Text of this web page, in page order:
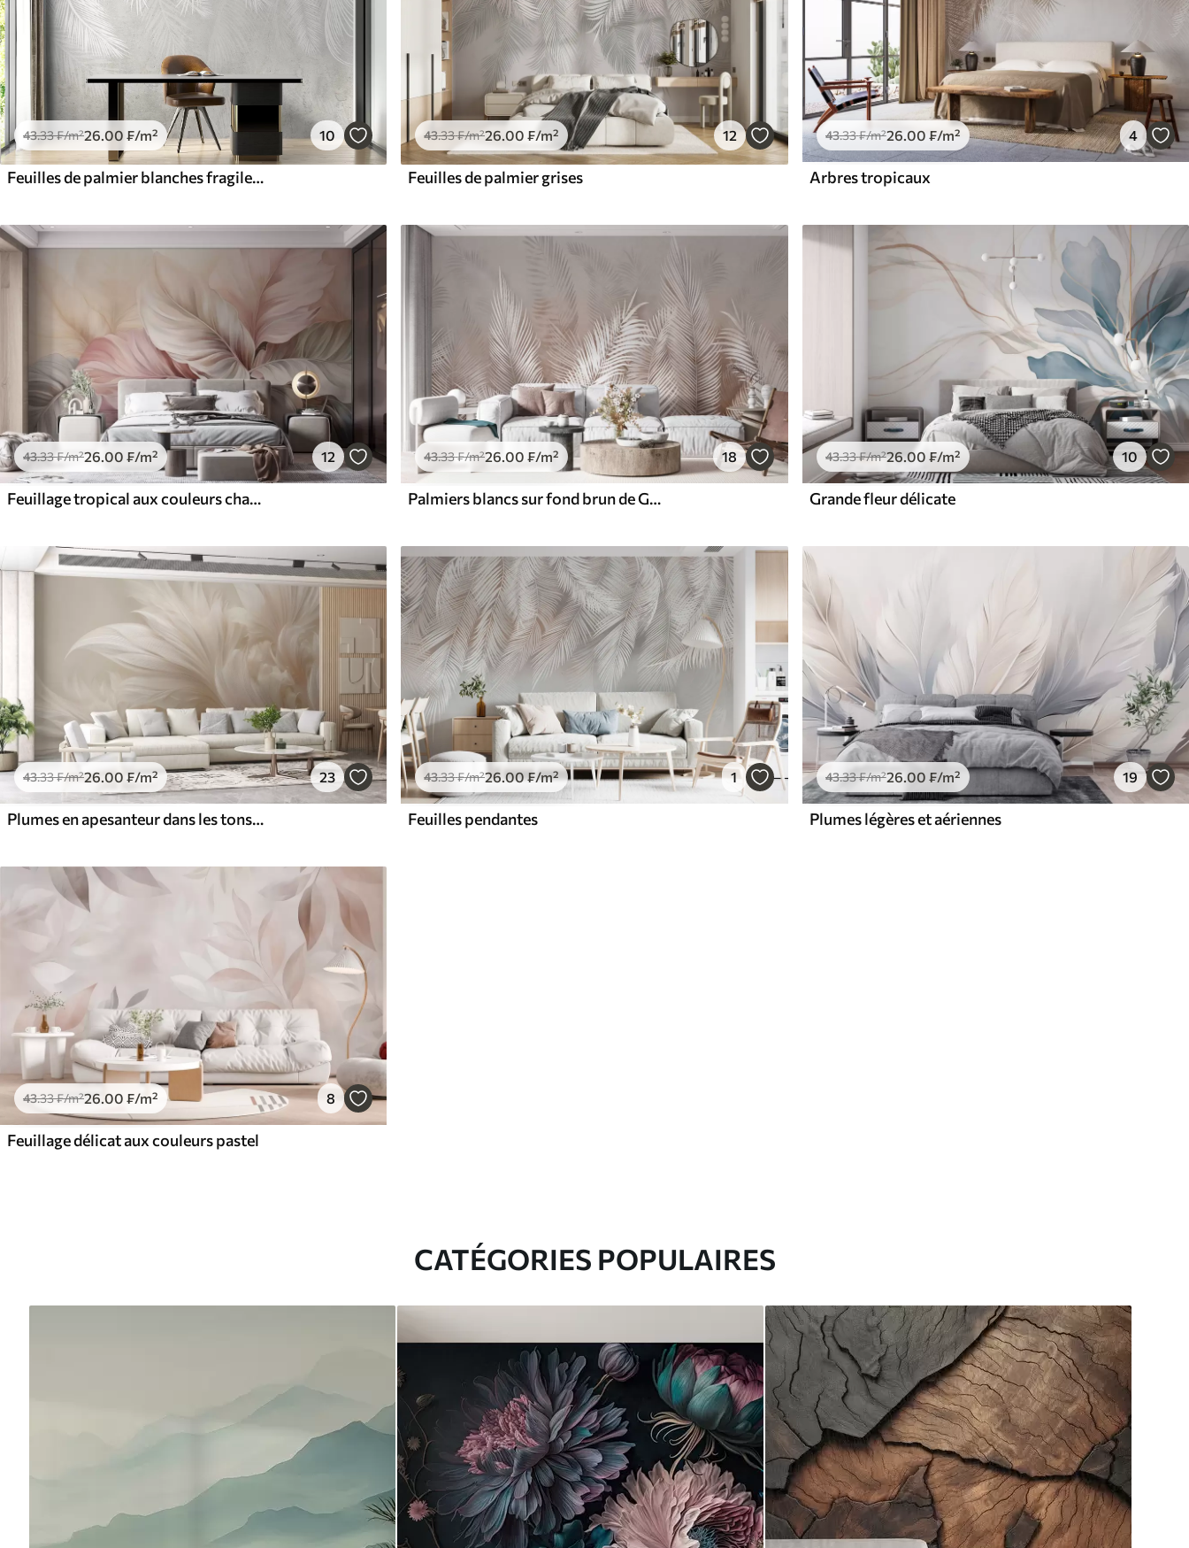
43.33₣/m²26 .00 ₣/m² 10
Feuilles de palmier blanches fragiles à la texture grunge
43.33₣/m²26 .00 ₣/m² 12
Feuilles de palmier grises
43.33₣/m²26.00 ₣/m² 4
Arbres tropicaux
43.33₣/m²26 .00 ₣/m² 12
Feuillage tropical aux couleurs chatoyantes
43.33₣/m²26 .00 ₣/m² 18
Palmiers blancs sur fond brun de Granzh
43.33₣/m²26 .00 ₣/m² 10
Grande fleur délicate
43.33₣/m²26.00 ₣/m² 23
Plumes en apesanteur dans les tons crème vanille
43.33₣/m²26.00₣/m² 1
Feuilles pendantes
43.33₣/m²26.00 ₣/m² 19
Plumes légères et aériennes
43.33₣/m²26 .00 ₣/m² 8
Feuillage délicat aux couleurs pastel
CATÉGORIES POPULAIRES